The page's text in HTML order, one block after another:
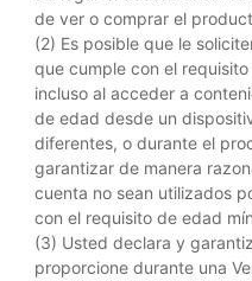
de ver o comprar el
(2) Es posible que le
que cumple con el
incluso al acceder a
de edad desde un
diferentes, o durante el
garantizar de manera
cuenta no sean utilizados
con el requisito de edad
(3) Usted declara y
proporcione durante una